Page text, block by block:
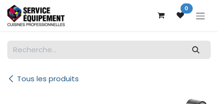
Se rendre au contenu 0
Tous les produits